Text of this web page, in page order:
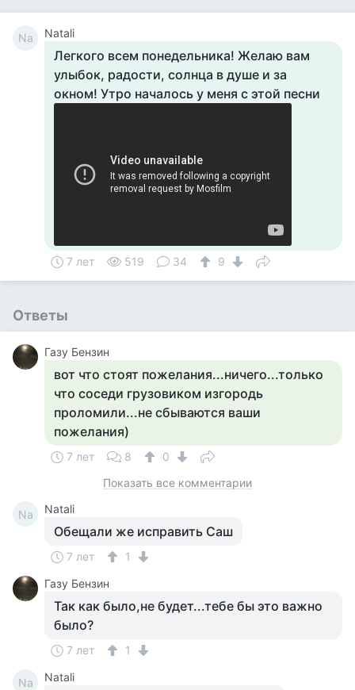
Na Natali
Легкого всем понедельника! Желаю вам
улыбок, радости, солнца в душе и за
окном! Утро началось у меня с этой песни
7 лет 519 34 9
Ответы
Газу Бензин
вот что стоят пожелания...ничего...только
что соседи грузовиком изгородь
проломили...не сбываются ваши
пожелания)
7 лет 8
0
Показать все комментарии
Na Natali
Обещали же исправить Саш
7 лет
1
Газу Бензин
Так как было,не будет...тебе бы это важно
было?
7 лет 1
Na Natali